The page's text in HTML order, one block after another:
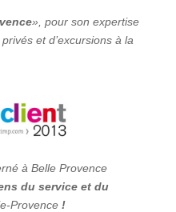
», pour son expertise
et d’excursions à la
à Belle Provence
du service et du
Provence !